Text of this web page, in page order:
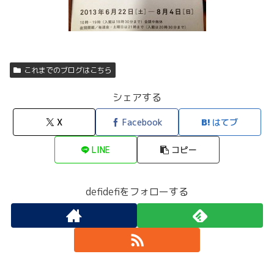
これまでのブログはこちら
シェアする
X Facebook はてブ
LINE コピー
defidefiをフォローする